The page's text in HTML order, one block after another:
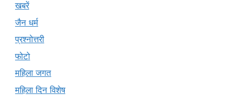
खबरें
जैन धर्म
प्रश्नोत्तरी
फोटो
महिला जगत
महिला दिन विशेष